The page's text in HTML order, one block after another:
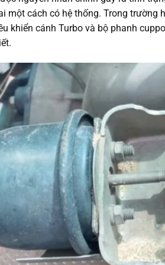
một cách có hệ thống. Trong
khiển cánh Turbo và bộ phanh